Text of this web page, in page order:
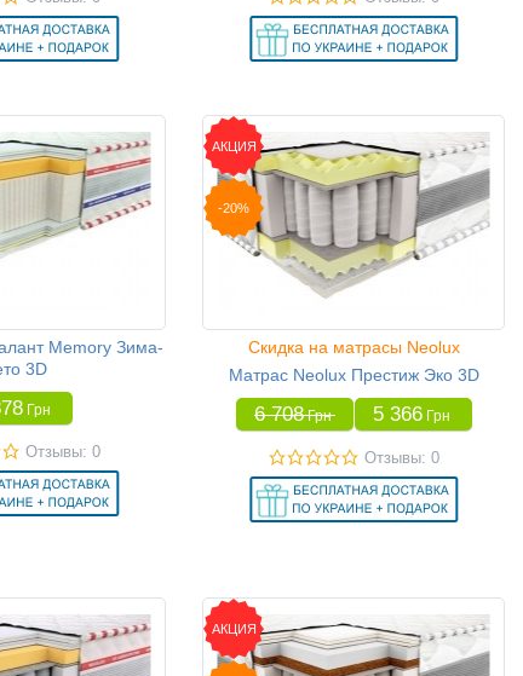
Memory Зима-
3D
Грн
Отзывы: 0
АКЦИЯ
-20%
Скидка на матрасы Neolux
Матрас Neolux Престиж Эко 3D
6 708 Грн 5 366 Грн
Отзывы: 0
АКЦИЯ